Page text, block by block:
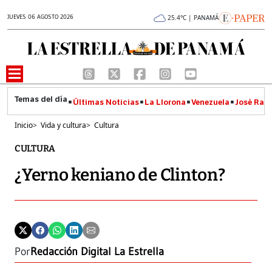
JUEVES 06 AGOSTO 2026 25.4°C | PANAMÁ
Últimas Noticias La Llorona Venezuela José
Inicio> Vida y cultura> Cultura
CULTURA
¿Yerno keniano de Clinton?
PorRedacción Digital La Estrella